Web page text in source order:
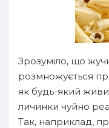
Зрозуміло, що
розмножується
як будь-який
личинки чуйно
Так, наприклад,